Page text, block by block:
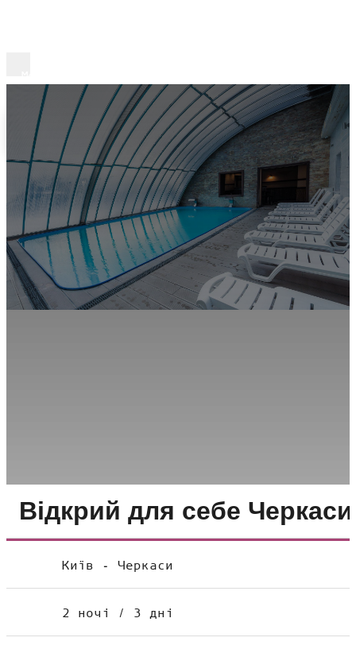
English
Русский
Відкрий для себе
Київ - Черкаси
2 ночі / 3 дні